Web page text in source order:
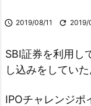
 2019/08/11  2019/
SBI証券を利用し
し込みをしていた
IPOチャレンジポ